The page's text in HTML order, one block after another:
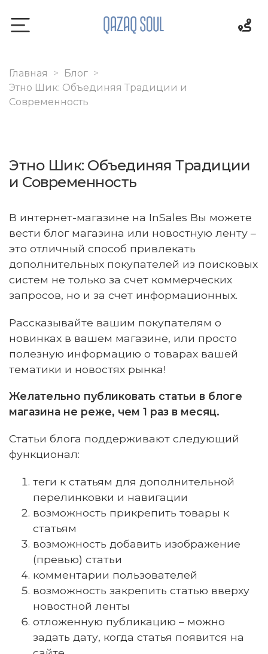
Главная
Блог
Этно Шик: Объединяя Традиции и
Современность
Этно Шик: Объединяя Традиции
и Современность
В интернет-магазине на InSales Вы можете
вести блог магазина или новостную ленту –
это отличный способ привлекать
дополнительных покупателей из поисковых
систем не только за счет коммерческих
запросов, но и за счет информационных.
Рассказывайте вашим покупателям о
новинках в вашем магазине, или просто
полезную информацию о товарах вашей
тематики и новостях рынка!
Желательно публиковать статьи в блоге
магазина не реже, чем 1 раз в месяц.
Статьи блога поддерживают следующий
функционал:
теги к статьям для дополнительной
перелинковки и навигации
возможность прикрепить товары к
статьям
возможность добавить изображение
(превью) статьи
комментарии пользователей
возможность закрепить статью вверху
новостной ленты
отложенную публикацию – можно
задать дату, когда статья появится на